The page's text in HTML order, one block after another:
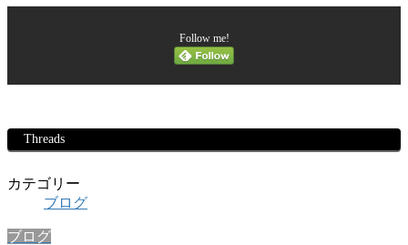
Follow me!
Threads
カテゴリー
ブログ
ブログ